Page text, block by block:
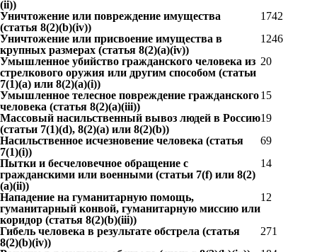
(ii))
Уничтожение или повреждение имущества
(статья 8(2)(b)(iv))
1742
Уничтожение или присвоение имущества в
крупных размерах (статья 8(2)(a)(iv))
1246
Умышленное убийство гражданского человека из
стрелкового оружия или другим способом (статьи
7(1)(a) или 8(2)(a)(i))
20
Умышленное телесное повреждение гражданского
человека (статья 8(2)(a)(iii))
15
Массовый насильственный вывоз людей в Россию
(статьи 7(1)(d), 8(2)(a) или 8(2)(b))
19
Насильственное исчезновение человека (статья
7(1)(i))
69
Пытки и бесчеловечное обращение с
гражданскими или военными (статьи 7(f) или 8(2)
(a)(ii))
14
Нападение на гуманитарную помощь,
гуманитарный конвой, гуманитарную миссию или
коридор (статья 8(2)(b)(iii))
12
Гибель человека в результате обстрела (статья
8(2)(b)(iv))
271